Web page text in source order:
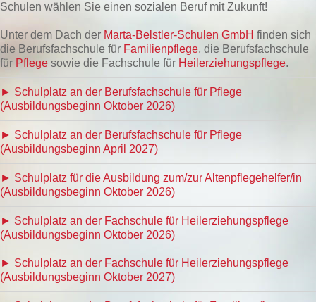
Schulen wählen Sie einen sozialen Beruf mit Zukunft!
Unter dem Dach der Marta-Belstler-Schulen GmbH finden sich
die Berufsfachschule für Familienpflege, die Berufsfachschule
für Pflege sowie die Fachschule für Heilerziehungspflege.
► Schulplatz an der Berufsfachschule für Pflege
(Ausbildungsbeginn Oktober 2026)
► Schulplatz an der Berufsfachschule für Pflege
(Ausbildungsbeginn April 2027)
► Schulplatz für die Ausbildung zum/zur Altenpflegehelfer/in
(Ausbildungsbeginn Oktober 2026)
► Schulplatz an der Fachschule für Heilerziehungspflege
(Ausbildungsbeginn Oktober 2026)
► Schulplatz an der Fachschule für Heilerziehungspflege
(Ausbildungsbeginn Oktober 2027)